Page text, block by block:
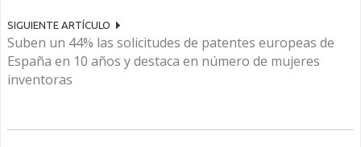
SIGUIENTE ARTÍCULO
Suben un 44% las solicitudes de patentes europeas de
España en 10 años y destaca en número de mujeres
inventoras